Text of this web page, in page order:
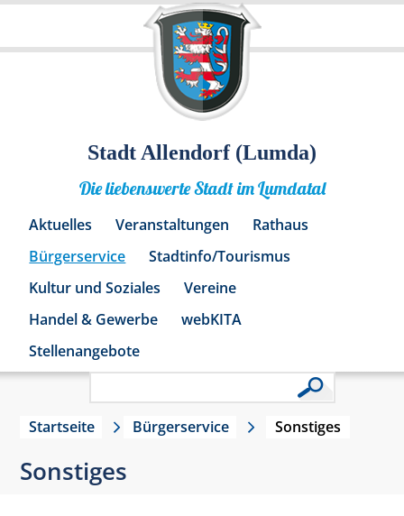
Stadt Allendorf (Lumda)
Die liebenswerte Stadt im Lumdatal
Aktuelles Veranstaltungen
Rathaus
Bürgerservice
Stadtinfo/Tourismus
Kultur und Soziales
Vereine
Handel & Gewerbe
webKITA
Stellenangebote
Startseite Bürgerservice Sonstiges
Sonstiges